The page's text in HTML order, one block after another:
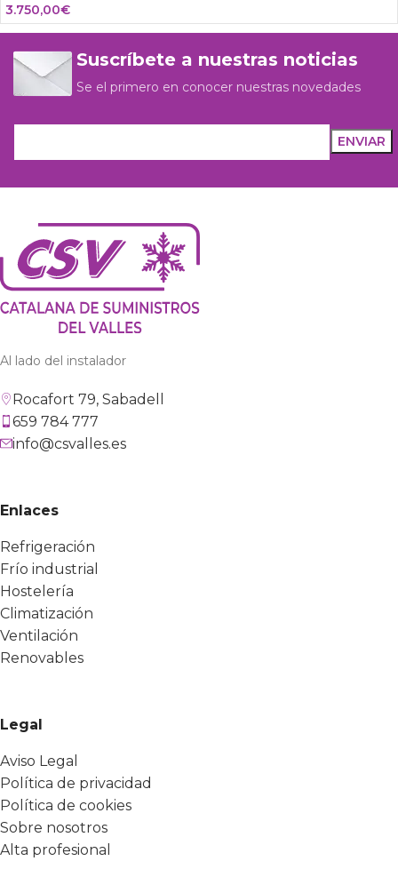
3.750,00€
Suscríbete a nuestras noticias
Se el primero en conocer nuestras novedades
Al lado del instalador
Rocafort 79, Sabadell
659 784 777
info@csvalles.es
Enlaces
Refrigeración
Frío industrial
Hostelería
Climatización
Ventilación
Renovables
Legal
Aviso Legal
Política de privacidad
Política de cookies
Sobre nosotros
Alta profesional